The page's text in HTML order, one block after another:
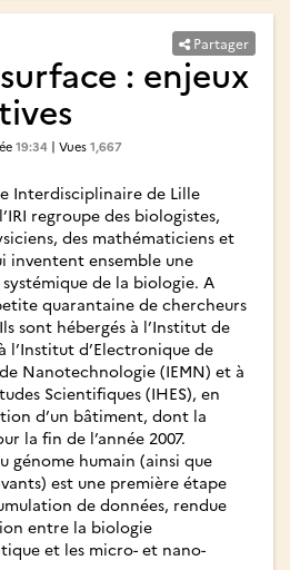
Partager
: enjeux
19:34 | Vues 1,667
Interdisciplinaire de Lille
regroupe des biologistes,
des mathématiciens et
inventent ensemble une
de la biologie. A
quarantaine de chercheurs
sont hébergés à l’Institut de
l’Institut d’Electronique de
Nanotechnologie (IEMN) et à
Scientifiques (IHES), en
d’un bâtiment, dont la
la fin de l’année 2007.
génome humain (ainsi que
est une première étape
de données, rendue
entre la biologie
et les micro- et nano-